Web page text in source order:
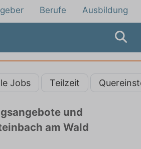
Berufe Ausbildung
Jobs Teilzeit
und
am Wald